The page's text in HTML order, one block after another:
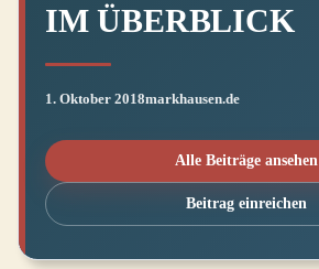
IM ÜBERBLICK
1. Oktober 2018markhausen.de
Alle Beiträge ansehen
Beitrag einreichen